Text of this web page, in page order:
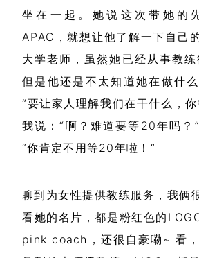
坐在一起。她说这次带她的
APAC，就想让他了解一下自己
大学老师，虽然她已经从事教练
但是他还是不太知道她在做什
“要让家人理解我们在干什么，
我说：“啊？难道要等20年吗？
“你肯定不用等20年啦！”
聊到为女性提供教练服务，我俩
看她的名片，都是粉红色的
pink coach，还很自豪嘞~ 看